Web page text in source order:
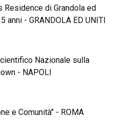
Residence di Grandola ed
anni - GRANDOLA ED UNITI
Nazionale sulla
- NAPOLI
e Comunità" - ROMA